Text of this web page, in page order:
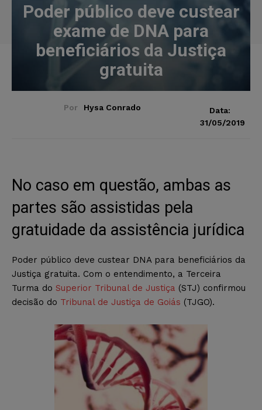
Poder público deve custear
exame de DNA para
beneficiários da Justiça
gratuita
Por Hysa Conrado
Data:
31/05/2019
No caso em questão, ambas as
partes são assistidas pela
gratuidade da assistência jurídica
Poder público deve custear DNA para beneficiários da
Justiça gratuita. Com o entendimento, a Terceira
Turma do Superior Tribunal de Justiça (STJ) confirmou
decisão do Tribunal de Justiça de Goiás (TJGO).